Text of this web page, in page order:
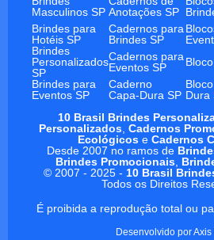
Masculinos SP Anotações SP
Brindes para
Hotéis SP
Cadernos para
Brindes SP
Brindes
Personalizados
SP
Cadernos para
Eventos SP
Brindes para
Eventos SP
Caderno
Capa-Dura SP Dura
10 Brasil Brindes
Personalizados, Cadernos
Ecológicos e Cadernos
Desde 2007 no ramos de
Brindes Promocionais,
© 2007 - 2025 - 10 Brasil
Todos os Direitos
É proibida a reprodução total ou
Desenvolvido porAxis